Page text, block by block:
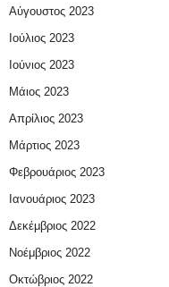
Αύγουστος 2023
Ιούλιος 2023
Ιούνιος 2023
Μάιος 2023
Απρίλιος 2023
Μάρτιος 2023
Φεβρουάριος 2023
Ιανουάριος 2023
Δεκέμβριος 2022
Νοέμβριος 2022
Οκτώβριος 2022